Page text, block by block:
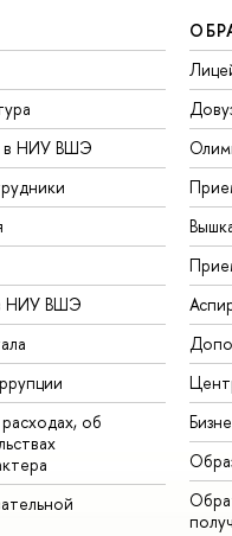
в НИУ ВШЭ
НИУ ВШЭ
об